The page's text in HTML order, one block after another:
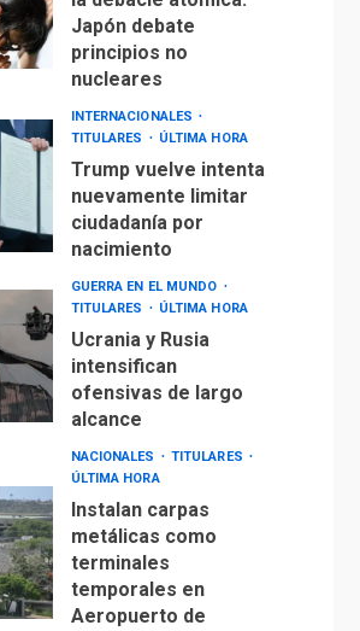
nucleares
INTERNACIONALES
TITULARES
ÚLTIMA HORA
nuevamente limitar
ciudadanía por
nacimiento
GUERRA EN EL MUNDO
TITULARES
ÚLTIMA HORA
intensifican
ofensivas de largo
alcance
NACIONALES
TITULARES
ÚLTIMA HORA
metálicas como
terminales
temporales en
Aeropuerto de
Maiquetía
LATINOAMÉRICA Y CARIBE